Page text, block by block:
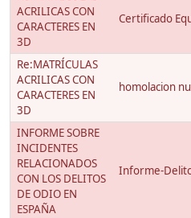
ACRILICAS CON
CARACTERES EN
3D
Certificado
Re:MATRÍCULAS
ACRILICAS CON
CARACTERES EN
3D
homolacion
INFORME SOBRE
INCIDENTES
RELACIONADOS
CON LOS DELITOS
DE ODIO EN
ESPAÑA
Informe-